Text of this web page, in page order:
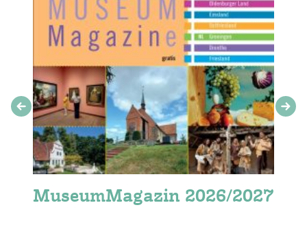
MuseumMagazin 2026/2027